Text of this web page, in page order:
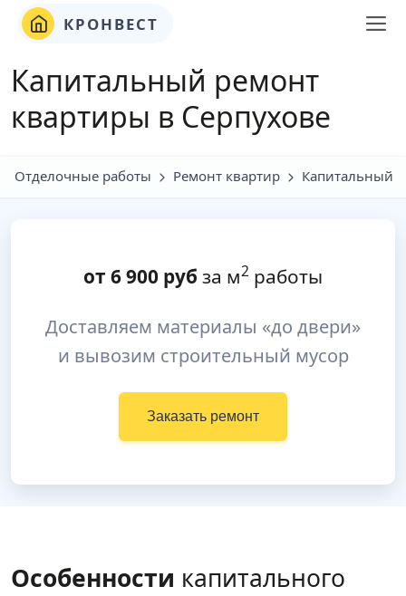
КРОНВЕСТ
Капитальный ремонт
квартиры в Серпухове
Отделочные работы Ремонт квартир Капитальный
от 6 900 руб за м2 работы
Доставляем материалы «до двери»
и вывозим строительный мусор
Заказать ремонт
Особенности капитального